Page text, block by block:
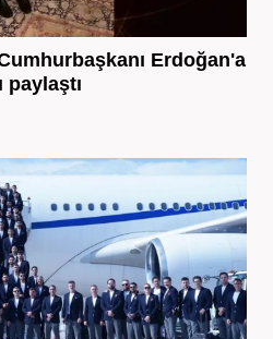
Erdoğan'a
paylaştı